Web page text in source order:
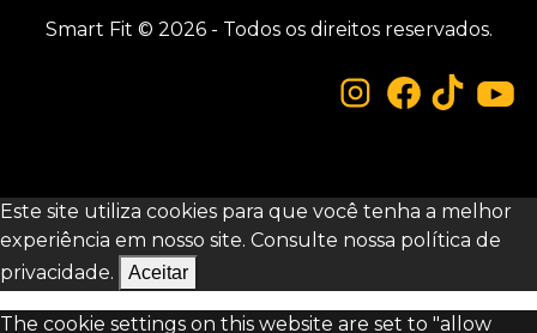
Smart Fit © 2026 - Todos os direitos reservados.
Este site utiliza cookies para que você tenha a melhor
experiência em nosso site. Consulte nossa política de
privacidade.
Aceitar
The cookie settings on this website are set to "allow